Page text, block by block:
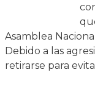
Asamblea
Debido a las
retirarse para